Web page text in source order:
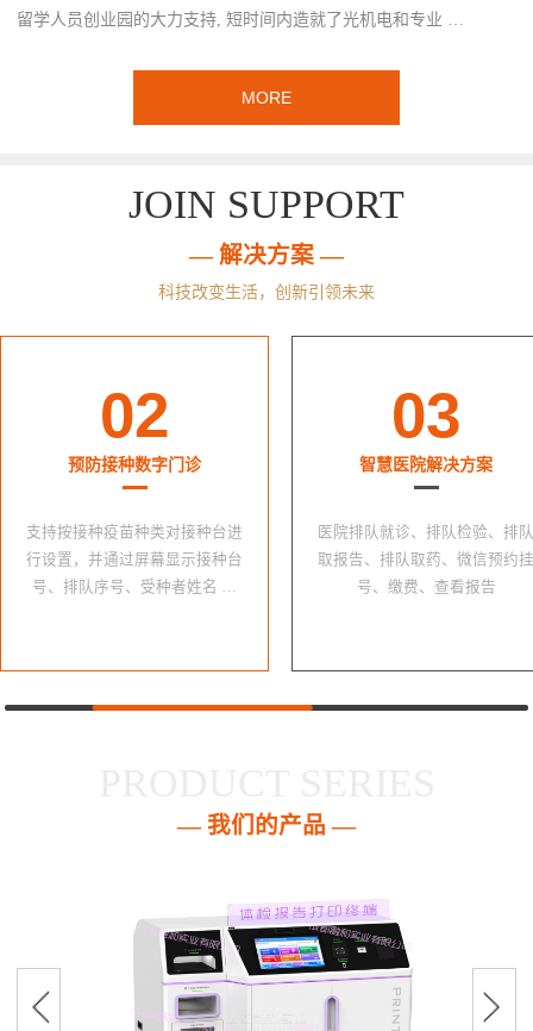
留学人员创业园的大力支持, 短时间内造就了光机电和专业 …
MORE
JOIN SUPPORT
— 解决方案 —
科技改变生活，创新引领未来
02
预防接种数字门诊
支持按接种疫苗种类对接种台进
行设置，并通过屏幕显示接种台
号、排队序号、受种者姓名 …
03
智慧医院解决方案
医院排队就诊、排队检验、排队
取报告、排队取药、微信预约挂
号、缴费、查看报告
— 我们的产品 —